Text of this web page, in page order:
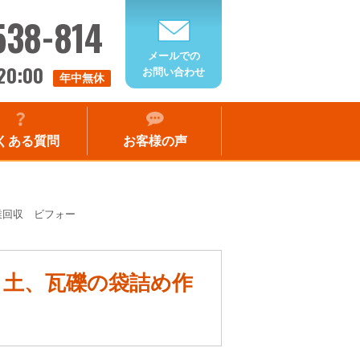
814
年中無休
メールでの
お問い合わせ
ある質問 お客様の声
収 ビフォー
瓦礫の袋詰め作